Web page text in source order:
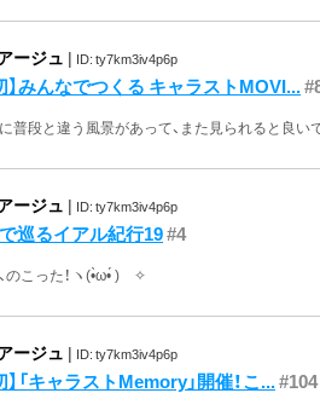
ージュ | ID: ty7km3iv4p6p
】みんなでつくる キャラストMOVI...
普段と違う風景があって、また見られると良
ージュ | ID: ty7km3iv4p6p
巡るイアル紀行19#4
のこった！ヽ(•̀ω•́ )ゝ✧
ージュ | ID: ty7km3iv4p6p
】「キャラストMemory」開催！こ...#104